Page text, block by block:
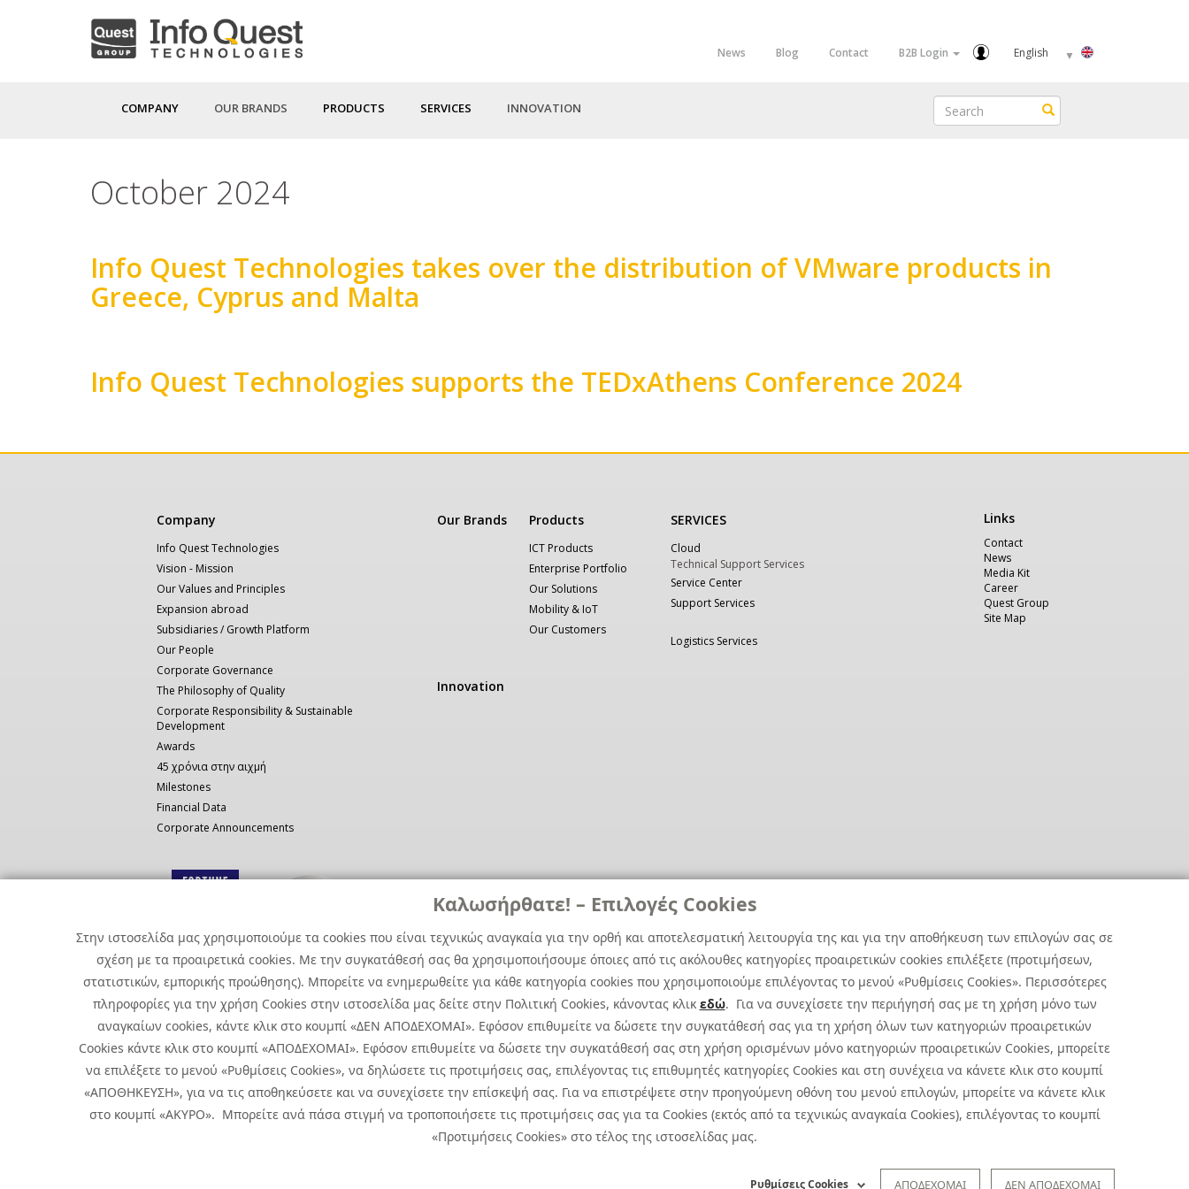
Καλωσήρθατε! – Επιλογές Cookies
Στην ιστοσελίδα μας χρησιμοποιούμε τα cookies που είναι τεχνικώς αναγκαία για την ορθή και αποτελεσματική λειτουργία της και για την αποθήκευση των επιλογών σας σε
σχέση με τα προαιρετικά cookies. Με την συγκατάθεσή σας θα χρησιμοποιήσουμε όποιες από τις ακόλουθες κατηγορίες προαιρετικών cookies επιλέξετε (προτιμήσεων,
στατιστικών, εμπορικής προώθησης). Μπορείτε να ενημερωθείτε για κάθε κατηγορία cookies που χρησιμοποιούμε επιλέγοντας το μενού «Ρυθμίσεις Cookies». Περισσότερες
πληροφορίες για την χρήση Cookies στην ιστοσελίδα μας δείτε στην Πολιτική Cookies, κάνοντας κλικ εδώ. Για να συνεχίσετε την περιήγησή σας με τη χρήση μόνο των
αναγκαίων cookies, κάντε κλικ στο κουμπί «ΔΕΝ ΑΠΟΔΕΧΟΜΑΙ». Εφόσον επιθυμείτε να δώσετε την συγκατάθεσή σας για τη χρήση όλων των κατηγοριών προαιρετικών
Cookies κάντε κλικ στο κουμπί «ΑΠΟΔΕΧΟΜΑΙ». Εφόσον επιθυμείτε να δώσετε την συγκατάθεσή σας στη χρήση ορισμένων μόνο κατηγοριών προαιρετικών Cookies, μπορείτε
να επιλέξετε το μενού «Ρυθμίσεις Cookies», να δηλώσετε τις προτιμήσεις σας, επιλέγοντας τις επιθυμητές κατηγορίες Cookies και στη συνέχεια να κάνετε κλικ στο κουμπί
«ΑΠΟΘΗΚΕΥΣΗ», για να τις αποθηκεύσετε και να συνεχίσετε την επίσκεψή σας. Για να επιστρέψετε στην προηγούμενη οθόνη του μενού επιλογών, μπορείτε να κάνετε κλικ
στο κουμπί «ΑΚΥΡΟ». Μπορείτε ανά πάσα στιγμή να τροποποιήσετε τις προτιμήσεις σας για τα Cookies (εκτός από τα τεχνικώς αναγκαία Cookies), επιλέγοντας το κουμπί
«Προτιμήσεις Cookies» στο τέλος της ιστοσελίδας μας.
ΔΕΝ ΑΠΟΔΕΧΟΜΑΙ
ΑΠΟΔΕΧΟΜΑΙ
Ρυθμίσεις Cookies
News Blog Contact B2B Login
Select
language
COMPANY OUR BRANDS PRODUCTS SERVICES INNOVATION Search Search
October 2024
Info Quest Technologies takes over the distribution of VMware products in
Greece, Cyprus and Malta
Info Quest Technologies supports the TEDxAthens Conference 2024
Κεντρική
πλοήγηση
Company
Info Quest Technologies
Vision - Mission
Our Values and Principles
Expansion abroad
Subsidiaries / Growth Platform
Our People
Corporate Governance
The Philosophy of Quality
Corporate Responsibility & Sustainable
Development
Awards
45 χρόνια στην αιχμή
Milestones
Financial Data
Corporate Announcements
Our Brands Products
ICT Products
Enterprise Portfolio
Our Solutions
Mobility & IoT
Our Customers
SERVICES
Cloud
Technical Support Services
Service Center
Support Services
Logistics Services
Innovation
Χρήσιμα
Links
Contact
News
Media Kit
Career
Quest Group
Site Map
Copyright © 2026 Infoquest.gr All Rights Reserved. Cookies Policy Cookies Preferences
Terms of Use
Privacy Policy: To learn more about the processing of personal data click
CCTV Privacy Policy
|Specific Privacy Notice of Incident Reporting